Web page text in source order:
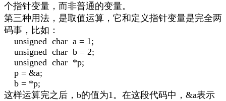
个指针变量，而非普通的变量。
第三种用法，是取值运算，它和定义指针变量是完全两
码事，比如：
unsigned char a = 1;
unsigned char b = 2;
unsigned char *p;
p = &a;
b = *p;
这样运算完之后， b的值为1 。在这段代码中， &a表示